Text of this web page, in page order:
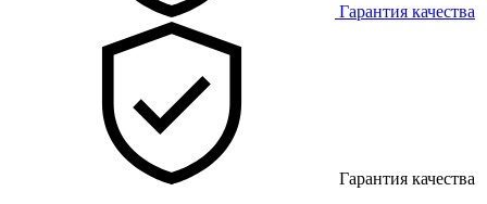
Гарантия качества
Гарантия качества